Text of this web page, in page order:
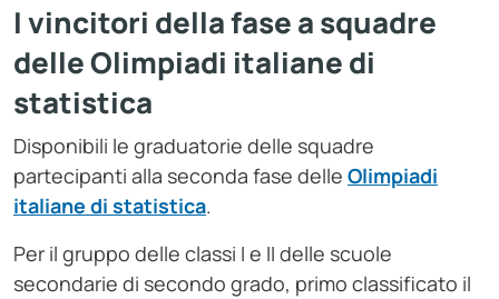
I vincitori della fase a squadre
delle Olimpiadi italiane di
statistica
Disponibili le graduatorie delle squadre
partecipanti alla seconda fase delle Olimpiadi
italiane di statistica.
Per il gruppo delle classi I e II delle scuole
secondarie di secondo grado, primo classificato il